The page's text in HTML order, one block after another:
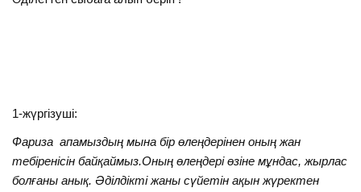
1-жүргізуші:
Фариза апамыздың мына бір өлеңдерінен оның жан
тебіренісін байқаймыз.Оның өлеңдері өзіне мұндас, жырлас
болғаны анық. Әділдікті жаны сүйетін ақын жүректен